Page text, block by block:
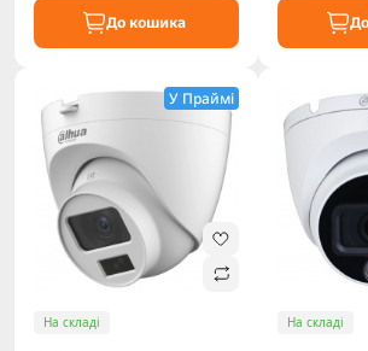
До кошика
У Праймі
На складі На складі